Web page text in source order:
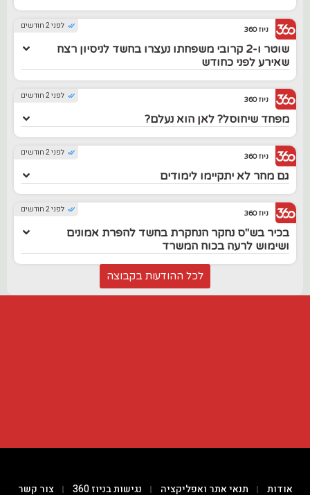
לפני 2 חודשים ניוז 360
שוטר ו-2 קרובי משפחתו נעצרו בחשד לניסיון רצח
שאירע לפני כחודש
לפני 2 חודשים ניוז 360
מפחד שיחוסל? לאן הוא נעלם?
לפני 2 חודשים ניוז 360
גם מחר לא יתקיימו לימודים
לפני 2 חודשים ניוז 360
בכיר בש"ס נחקר הנחקרת בחשד להפרת אמונים
ושימוש לרעה בכוח המשרד
לכל ההודעות בקבוצה
אודות תנאי אתר ואפליקציה נגישות בניוז 360 צור קשר